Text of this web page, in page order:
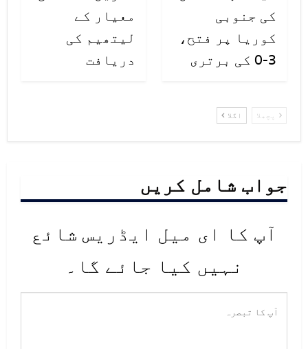
کی جنوبی
کوریا پر فتح،
3-0 کی برتری
معیار کے
لیتھیم کی
دریافت
پچھلا اگلا
جواب شامل کریں
آپ کا ای میل ایڈریس شائع
نہیں کیا جائے گا۔